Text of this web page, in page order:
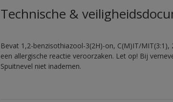
Technische &
Bevat 1,2-benzisothiazool-3(2H)-on, C(M)IT/
een allergische reactie veroorzaken. Let op! Bij
Spuitnevel niet inademen.